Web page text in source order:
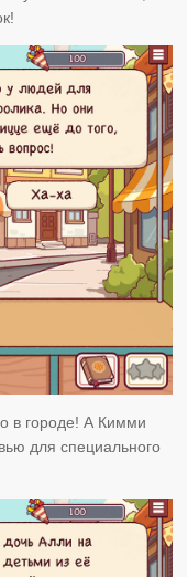
в городе! А Кимми
для специального